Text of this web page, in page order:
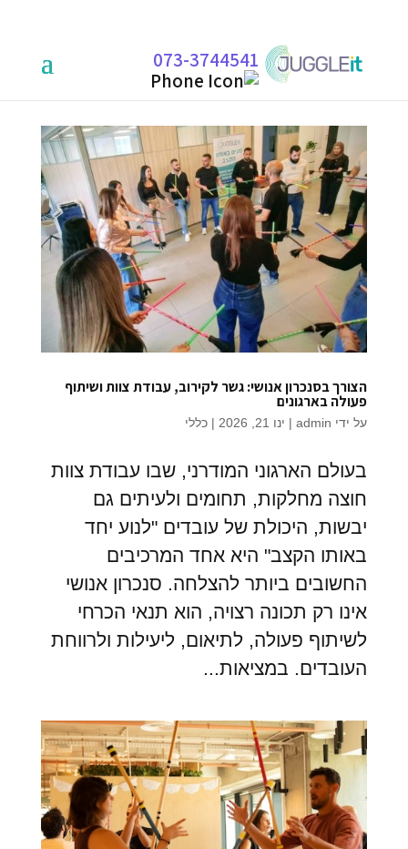
073-3744541
הצורך בסנכרון אנושי: גשר לקירוב, עבודת צוות ושיתוף
פעולה בארגונים
על ידי admin
| ינו 21, 2026 | כללי
בעולם הארגוני המודרני, שבו עבודת צוות
חוצה מחלקות, תחומים ולעיתים גם
יבשות, היכולת של עובדים "לנוע יחד
באותו הקצב" היא אחד המרכיבים
החשובים ביותר להצלחה. סנכרון אנושי
אינו רק תכונה רצויה, הוא תנאי הכרחי
לשיתוף פעולה, לתיאום, ליעילות ולרווחת
העובדים. במציאות...